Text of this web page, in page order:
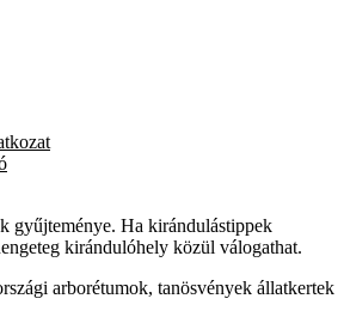
gyűjteménye. Ha kirándulástippek
kirándulóhely közül válogathat.
arborétumok, tanösvények állatkertek